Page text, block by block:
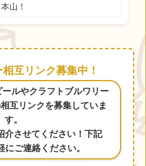
本山！
互リンク募集中！
ルやクラフトブルワリー
互リンクを募集していま
す。
介させてください！下記
ご連絡ください。